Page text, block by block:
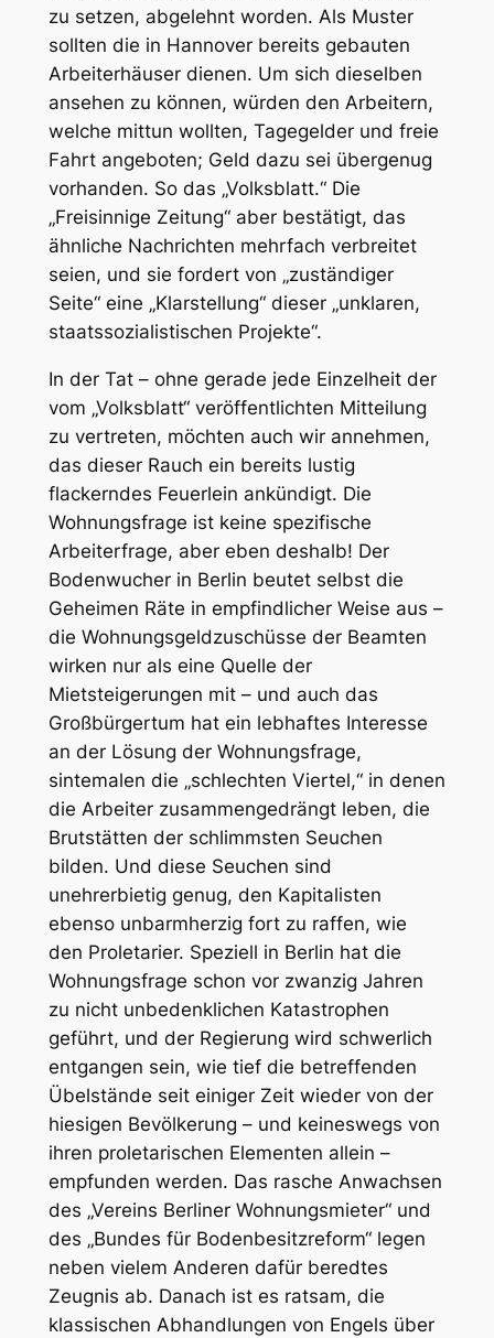
zu setzen, abgelehnt worden. Als Muster
sollten die in Hannover bereits gebauten
Arbeiterhäuser dienen. Um sich dieselben
ansehen zu können, würden den Arbeitern,
welche mittun wollten, Tagegelder und freie
Fahrt angeboten; Geld dazu sei übergenug
vorhanden. So das „Volksblatt.“ Die
„Freisinnige Zeitung“ aber bestätigt, das
ähnliche Nachrichten mehrfach verbreitet
seien, und sie fordert von „zuständiger
Seite“ eine „Klarstellung“ dieser „unklaren,
staatssozialistischen Projekte“.
In der Tat – ohne gerade jede Einzelheit der
vom „Volksblatt“ veröffentlichten Mitteilung
zu vertreten, möchten auch wir annehmen,
das dieser Rauch ein bereits lustig
flackerndes Feuerlein ankündigt. Die
Wohnungsfrage ist keine spezifische
Arbeiterfrage, aber eben deshalb! Der
Bodenwucher in Berlin beutet selbst die
Geheimen Räte in empfindlicher Weise aus –
die Wohnungsgeldzuschüsse der Beamten
wirken nur als eine Quelle der
Mietsteigerungen mit – und auch das
Großbürgertum hat ein lebhaftes Interesse
an der Lösung der Wohnungsfrage,
sintemalen die „schlechten Viertel,“ in denen
die Arbeiter zusammengedrängt leben, die
Brutstätten der schlimmsten Seuchen
bilden. Und diese Seuchen sind
unehrerbietig genug, den Kapitalisten
ebenso unbarmherzig fort zu raffen, wie
den Proletarier. Speziell in Berlin hat die
Wohnungsfrage schon vor zwanzig Jahren
zu nicht unbedenklichen Katastrophen
geführt, und der Regierung wird schwerlich
entgangen sein, wie tief die betreffenden
Übelstände seit einiger Zeit wieder von der
hiesigen Bevölkerung – und keineswegs von
ihren proletarischen Elementen allein –
empfunden werden. Das rasche Anwachsen
des „Vereins Berliner Wohnungsmieter“ und
des „Bundes für Bodenbesitzreform“ legen
neben vielem Anderen dafür beredtes
Zeugnis ab. Danach ist es ratsam, die
klassischen Abhandlungen von Engels über